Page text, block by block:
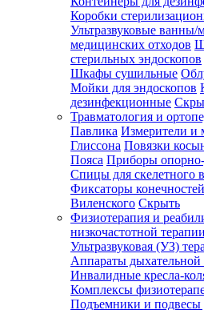
Коробки
Ультразвуковые ванны/
медицинских отходов
стерильных эндоскопов
Шкафы сушильные
Мойки для эндоскопов
дезинфекционные
Травматология и
Павлика Измерители и
Глиссона Повязки
Пояса Приборы опорно-
Спицы для скелетного
Фиксаторы конечностей
Виленского Скрыть
Физиотерапия и
низкочастотной терапии
Ультразвуковая (УЗ)
Аппараты дыхательной
Инвалидные кресла-
Комплексы
Подъемники и подвесы